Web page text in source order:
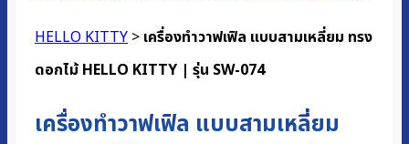
HELLO KITTY > เครื่องทำวาฟเฟิล แบบสามเหลี่ยม ทรง
ดอกไม้ HELLO KITTY | รุ่น SW-074
เครื่องทำวาฟเฟิล แบบสามเหลี่ยม